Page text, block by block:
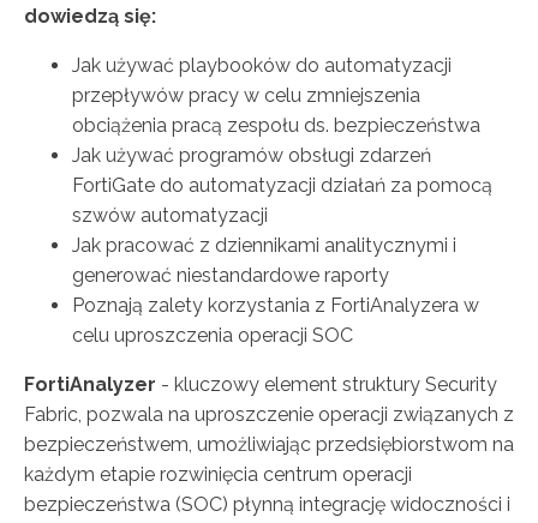
dowiedzą się:
Jak używać playbooków do automatyzacji
przepływów pracy w celu zmniejszenia
obciążenia pracą zespołu ds. bezpieczeństwa
Jak używać programów obsługi zdarzeń
FortiGate do automatyzacji działań za pomocą
szwów automatyzacji
Jak pracować z dziennikami analitycznymi i
generować niestandardowe raporty
Poznają zalety korzystania z FortiAnalyzera w
celu uproszczenia operacji SOC
FortiAnalyzer - kluczowy element struktury Security
Fabric, pozwala na uproszczenie operacji związanych z
bezpieczeństwem, umożliwiając przedsiębiorstwom na
każdym etapie rozwinięcia centrum operacji
bezpieczeństwa (SOC) płynną integrację widoczności i